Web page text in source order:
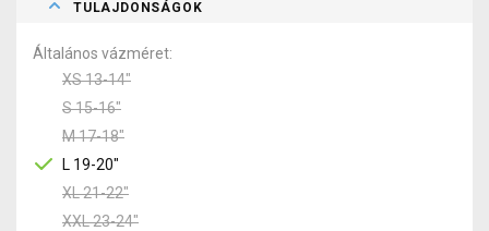
TULAJDONSÁGOK
Általános vázméret
XS 13-14"
S 15-16"
M 17-18"
L 19-20"
XL 21-22"
XXL 23-24"